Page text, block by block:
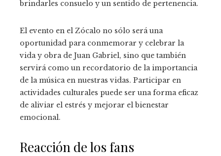
brindarles consuelo y un sentido de pertenencia.
El evento en el Zócalo no sólo será una
oportunidad para conmemorar y celebrar la
vida y obra de Juan Gabriel, sino que también
servirá como un recordatorio de la importancia
de la música en nuestras vidas. Participar en
actividades culturales puede ser una forma eficaz
de aliviar el estrés y mejorar el bienestar
emocional.
Reacción de los fans